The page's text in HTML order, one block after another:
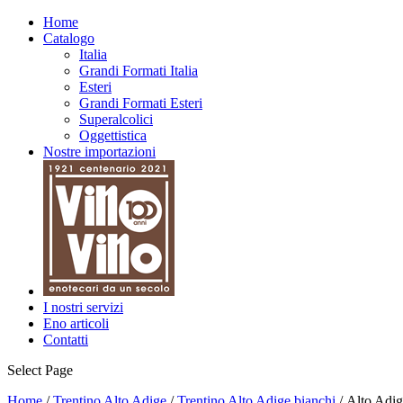
Home
Catalogo
Italia
Grandi Formati Italia
Esteri
Grandi Formati Esteri
Superalcolici
Oggettistica
Nostre importazioni
I nostri servizi
Eno articoli
Contatti
Select Page